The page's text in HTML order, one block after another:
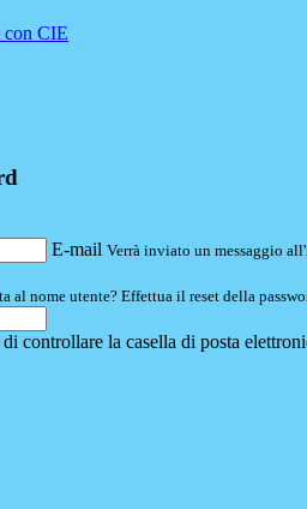
con CIE
E-mail Verrà inviato un messaggio
al nome utente? Effettua il reset della
controllare la casella di posta